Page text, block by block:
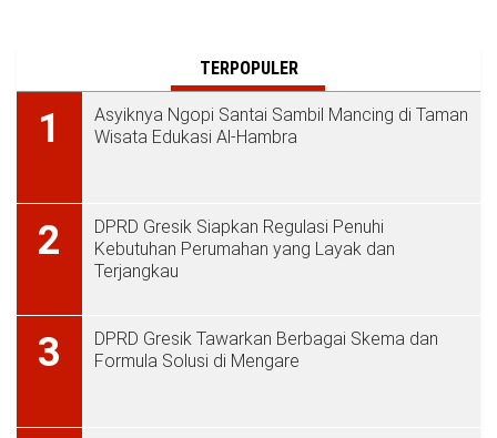
TERPOPULER
1
Asyiknya Ngopi Santai Sambil Mancing di Taman
Wisata Edukasi Al-Hambra
2
DPRD Gresik Siapkan Regulasi Penuhi
Kebutuhan Perumahan yang Layak dan
Terjangkau
3
DPRD Gresik Tawarkan Berbagai Skema dan
Formula Solusi di Mengare